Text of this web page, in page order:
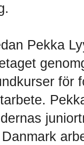
Pekka
för